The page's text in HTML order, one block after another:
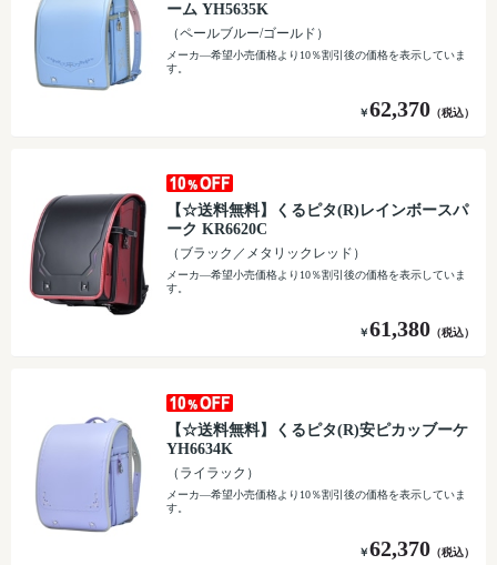
ーム YH5635K
（ペールブルー/ゴールド）
メーカ―希望小売価格より10％割引後の価格を表示していま
す。
￥62,370 （税込）
【☆送料無料】くるピタ(R)レインボースパ
ーク KR6620C
（ブラック／メタリックレッド）
メーカ―希望小売価格より10％割引後の価格を表示していま
す。
￥61,380 （税込）
【☆送料無料】くるピタ(R)安ピカッブーケ
YH6634K
（ライラック）
メーカ―希望小売価格より10％割引後の価格を表示していま
す。
￥62,370 （税込）